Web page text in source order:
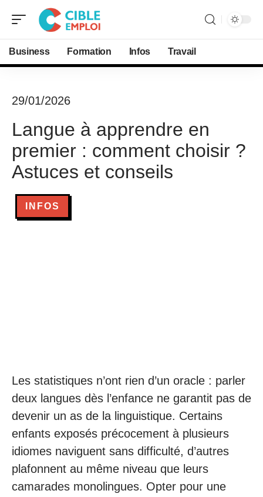
Business Formation Infos Travail
29/01/2026
Langue à apprendre en
premier : comment choisir ?
Astuces et conseils
INFOS
Les statistiques n’ont rien d’un oracle : parler
deux langues dès l’enfance ne garantit pas de
devenir un as de la linguistique. Certains
enfants exposés précocement à plusieurs
idiomes naviguent sans difficulté, d’autres
plafonnent au même niveau que leurs
camarades monolingues. Opter pour une